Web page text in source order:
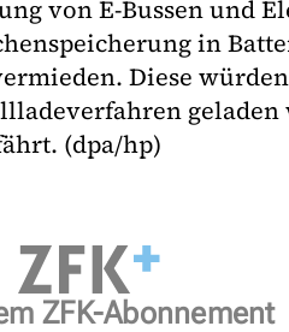
von E-Bussen und
in
Diese
(dpa/hp)
ZFK-Abonnement